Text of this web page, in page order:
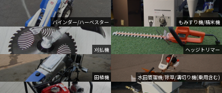
バインダー/ハーベスター もみすり機/精米機
刈払機 ヘッジトリマー
田植機 水田管理機/除草/溝切り機(乗用含む)